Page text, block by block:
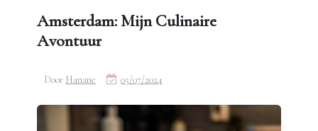
Amsterdam: Mijn Culinaire
Avontuur
Door Hanane 05/07/2024